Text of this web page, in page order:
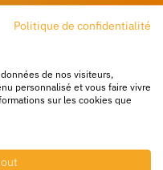
Politique de confidentialité
de nos visiteurs,
personnalisé et vous faire vivre
sur les cookies que